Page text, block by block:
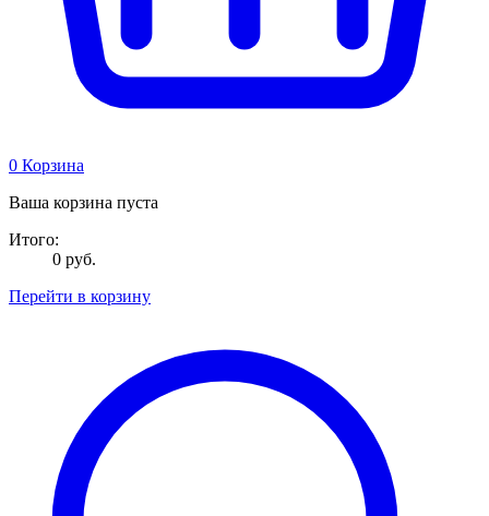
0 Корзина
Ваша корзина пуста
Итого:
0 руб.
Перейти в корзину